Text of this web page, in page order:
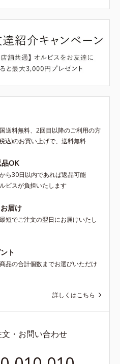
送料無料、2回目以降のご利用の方
込)のお買い上げで、送料無料
OK
ら30日以内であれば返品可能
ビスが負担いたします
届け
短でご注文の翌日にお届けいたし
ト
品の合計個数までお選びいただけ
詳しくはこちら
・お問い合わせ